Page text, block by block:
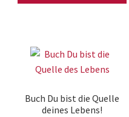
Buch Du bist die Quelle
deines Lebens!